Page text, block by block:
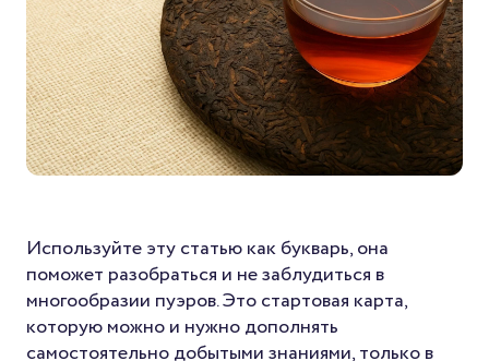
Используйте эту статью как букварь, она
поможет разобраться и не заблудиться в
многообразии пуэров. Это стартовая карта,
которую можно и нужно дополнять
самостоятельно добытыми знаниями, только в